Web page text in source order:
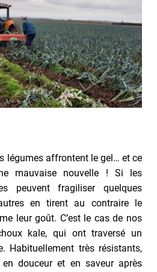
légumes affrontent le gel… et ce
mauvaise nouvelle ! Si les
peuvent fragiliser quelques
en tirent au contraire le
leur goût. C’est le cas de nos
kale, qui ont traversé un
Habituellement très résistants,
douceur et en saveur après